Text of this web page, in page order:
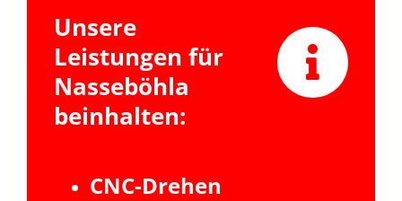
Unsere
Leistungen für
Nasseböhla
beinhalten:
CNC-Drehen